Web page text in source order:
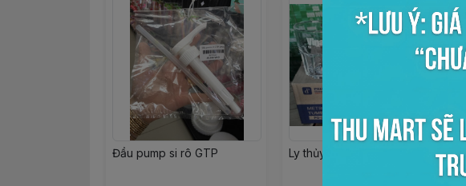
Đầu pump si rô GTP Ly thủy tinh VINAMILK 300ml